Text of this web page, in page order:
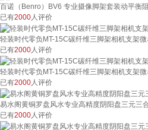
百诺（Benro）BV6 专业摄像脚架套装动平衡
已有2000人评价
轻装时代零负MT-15C碳纤维三脚架相机支架
已有2000人评价
轻装时代零负MT-15C碳纤维三脚架相机支架
已有2000人评价
易水阁黄铜罗盘风水专业高精度阴阳盘三元三
已有2000人评价